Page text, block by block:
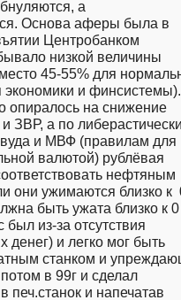
а
Основа аферы была в
Центробанком
низкой величины
45-55% для
и
опиралось на снижение
ЗВР, а по
и МВФ (правилам для
валютой) рублёвая
нефтяным
они ужимаются близко к
быть ужата близко к 0
был из-за отсутствия
денег) и легко мог быть
станком и
в 99г и сделал
печ.станок и напечатав